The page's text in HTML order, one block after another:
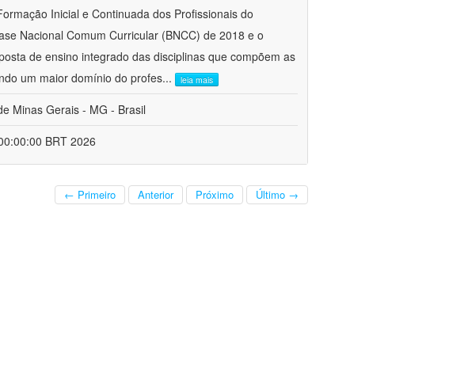
Inicial e Continuada dos Profissionais do
Nacional Comum Curricular (BNCC) de 2018 e o
de ensino integrado das disciplinas que compõem as
um maior domínio do profes... leia mais
Minas Gerais - MG - Brasil
BRT 2026
← Primeiro Anterior Próximo Último →